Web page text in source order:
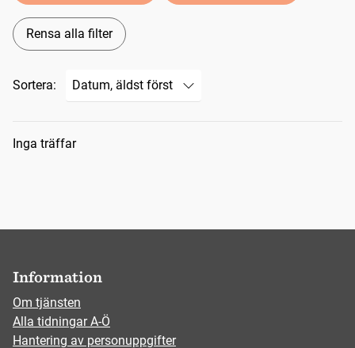
Rensa alla filter
Sortera:
Sökresultat
Inga träffar
Information
Om tjänsten
Alla tidningar A-Ö
Hantering av personuppgifter